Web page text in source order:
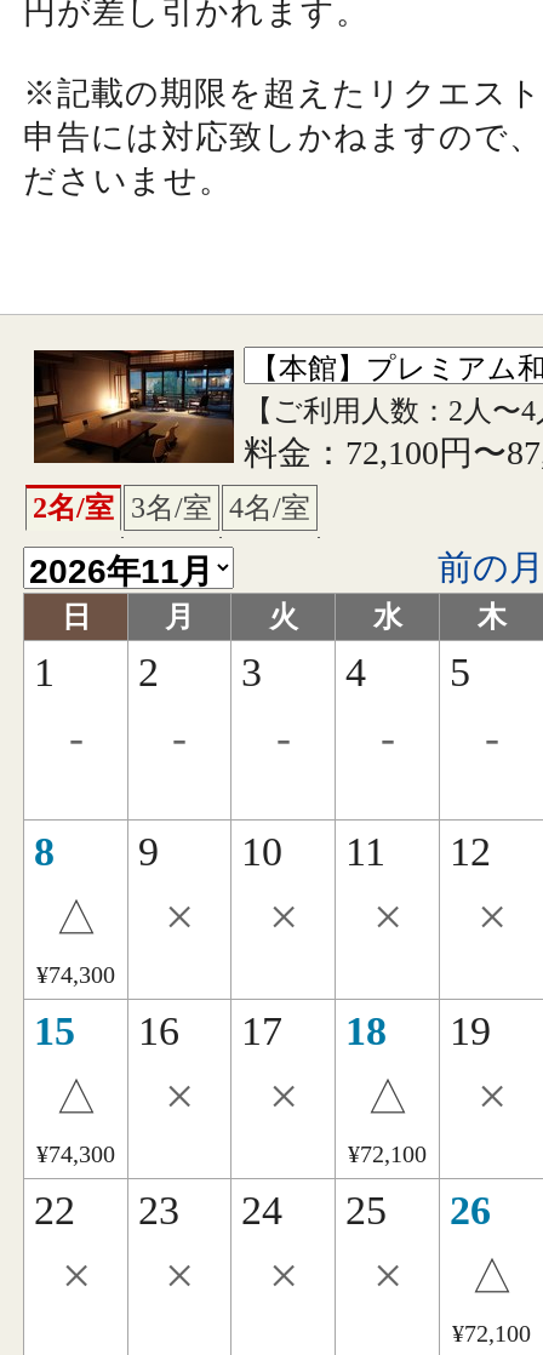
円が差し引かれます。
※記載の期限を超えたリクエス
申告には対応致しかねますので
ださいませ。
【ご利用人数：2人〜
料金：72,100円〜
2名/室 3名/室 4名/室
前の
日 月 火 水 木
1
-
2
-
3
-
4
-
5
-
8
△
¥74,300
9
×
10
×
11
×
12
×
15
△
¥74,300
16
×
17
×
18
△
¥72,100
19
×
22
×
23
×
24
×
25
×
26
△
¥72,100